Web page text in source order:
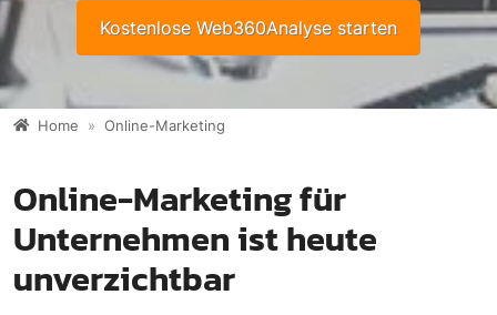
Kostenlose Web360Analyse starten
Home Online-Marketing
Online-Marketing für
Unternehmen ist heute
unverzichtbar